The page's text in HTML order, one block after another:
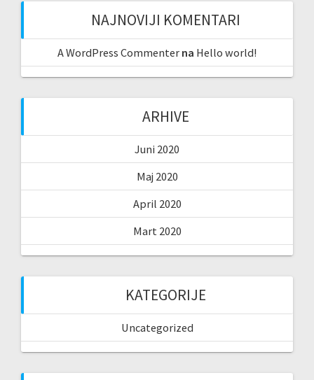
NAJNOVIJI KOMENTARI
A WordPress Commenter na Hello world!
ARHIVE
Juni 2020
Maj 2020
April 2020
Mart 2020
KATEGORIJE
Uncategorized